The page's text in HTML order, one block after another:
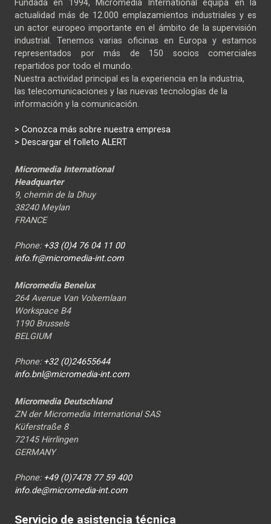
Fundada en 1994, Micromedia International equipa en la
actualidad más de 12.000 emplazamientos industriales y es
un actor europeo importante en el ámbito de la supervisión
industrial. Tenemos varias oficinas en Europa y estamos
representados por más de 150 socios comerciales
repartidos por todo el mundo.
Nuestra actividad principal es la experiencia en la industria,
las telecomunicaciones y las nuevas tecnologías de la
información y la comunicación.
> Conozca más sobre nuestra empresa
> Descargar el folleto ALERT
Micromedia International
Headquarter
9, chemin de la Dhuy
38240 Meylan
FRANCE
Phone: +33 (0)4 76 04 11 00
info.fr@micromedia-int.com
Micromedia Benelux
264 Avenue Van Volxemlaan
Workspace B4
1190 Brussels
BELGIUM
Phone: +32 (0)24655644
info.bnl@micromedia-int.com
Micromedia Deutschland
ZN der Micromedia International SAS
Küferstraße 8
72145 Hirrlingen
GERMANY
Phone: +49 (0)7478 77 59 400
info.de@micromedia-int.com
Servicio de asistencia técnica